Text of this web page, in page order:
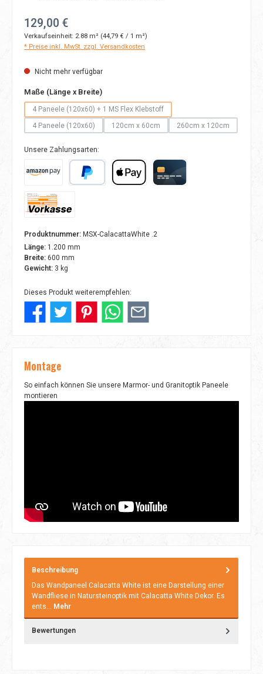
Regulärer Preis:
129,00 €
Verkaufseinheit: 2.88 m² (44,79 € / 1 m²)
* Preise inkl. MwSt. zzgl. Versandkosten
Nicht mehr verfügbar
Maße (Länge x Breite)auswählen
4 Paneele (120x60) + 1 MS Flex Klebstoff
(Diese Option ist zurzeit nicht verfügbar.)
4 Paneele (120x60)
(Diese Option ist zurzeit nicht verfügbar.)
120cm x 60cm
(Diese Option ist zurzeit nicht verfügbar.)
260cm x 120cm
(Diese Option ist
Unsere Zahlungsarten:
Produktnummer: MSX-CalacattaWhite .2
Länge: 1.200 mm
Breite: 600 mm
Gewicht: 3 kg
Dieses Produkt weiterempfehlen:
Montage
So einfach können Sie unsere Marmor- und Granitoptik Paneele
montieren
Beschreibung
Das Wandpaneel Calacatta White ist eine Darstellung einer
Wandfliese in Natursteinoptik mit Calacatta White Dekor. Es
ents… Mehr
Bewertungen